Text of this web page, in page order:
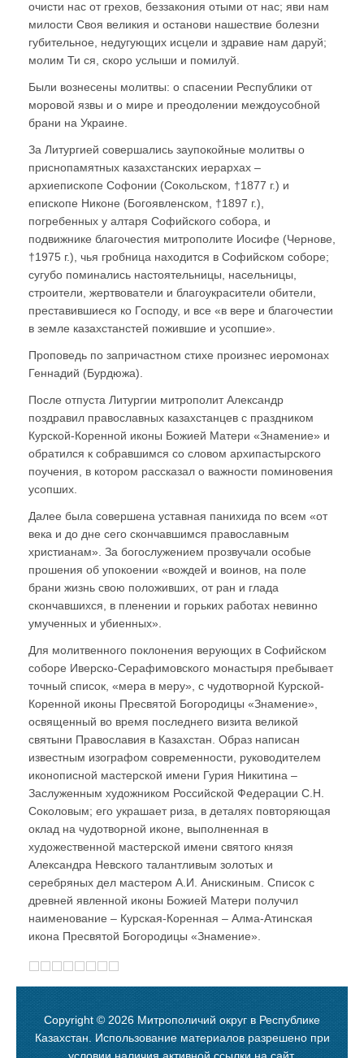
очисти нас от грехов, беззакония отыми от нас; яви нам
милости Своя великия и останови нашествие болезни
губительное, недугующих исцели и здравие нам даруй;
молим Ти ся, скоро услыши и помилуй.
Были вознесены молитвы: о спасении Республики от
моровой язвы и о мире и преодолении междоусобной
брани на Украине.
За Литургией совершались заупокойные молитвы о
приснопамятных казахстанских иерархах –
архиепископе Софонии (Сокольском, †1877 г.) и
епископе Никоне (Богоявленском, †1897 г.),
погребенных у алтаря Софийского собора, и
подвижнике благочестия митрополите Иосифе (Чернове,
†1975 г.), чья гробница находится в Софийском соборе;
сугубо поминались настоятельницы, насельницы,
строители, жертвователи и благоукрасители обители,
преставившиеся ко Господу, и все «в вере и благочестии
в земле казахстанстей пожившие и усопшие».
Проповедь по запричастном стихе произнес иеромонах
Геннадий (Бурдюжа).
После отпуста Литургии митрополит Александр
поздравил православных казахстанцев с праздником
Курской-Коренной иконы Божией Матери «Знамение» и
обратился к собравшимся со словом архипастырского
поучения, в котором рассказал о важности поминовения
усопших.
Далее была совершена уставная панихида по всем «от
века и до дне сего скончавшимся православным
христианам». За богослужением прозвучали особые
прошения об упокоении «вождей и воинов, на поле
брани жизнь свою положивших, от ран и глада
скончавшихся, в пленении и горьких работах невинно
умученных и убиенных».
Для молитвенного поклонения верующих в Софийском
соборе Иверско-Серафимовского монастыря пребывает
точный список, «мера в меру», с чудотворной Курской-
Коренной иконы Пресвятой Богородицы «Знамение»,
освященный во время последнего визита великой
святыни Православия в Казахстан. Образ написан
известным изографом современности, руководителем
иконописной мастерской имени Гурия Никитина –
Заслуженным художником Российской Федерации С.Н.
Соколовым; его украшает риза, в деталях повторяющая
оклад на чудотворной иконе, выполненная в
художественной мастерской имени святого князя
Александра Невского талантливым золотых и
серебряных дел мастером А.И. Анискиным. Список с
древней явленной иконы Божией Матери получил
наименование – Курская-Коренная – Алма-Атинская
икона Пресвятой Богородицы «Знамение».
Copyright © 2026 Митрополичий округ в Республике
Казахстан. Использование материалов разрешено при